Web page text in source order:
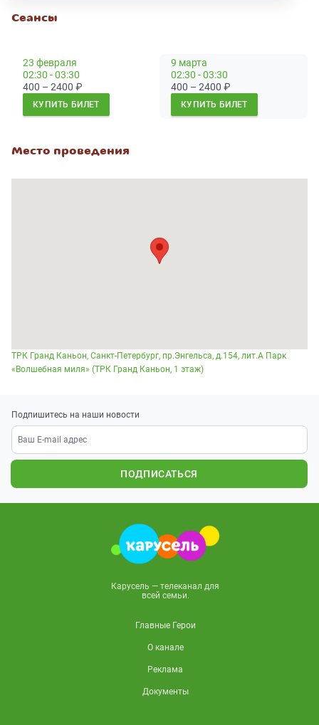
Сеансы
23 февраля
02:30 - 03:30
400 – 2400 ₽
КУПИТЬ БИЛЕТ
9 марта
02:30 - 03:30
400 – 2400 ₽
КУПИТЬ БИЛЕТ
Место проведения
ТРК Гранд Каньон, Санкт-Петербург, пр.Энгельса, д.154, лит.А Парк
«Волшебная миля» (ТРК Гранд Каньон, 1 этаж)
Подпишитесь на наши новости
ПОДПИСАТЬСЯ
Карусель — телеканал для
всей семьи.
Главные Герои
О канале
Реклама
Документы